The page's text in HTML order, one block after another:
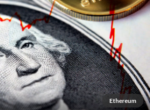
Ethereum